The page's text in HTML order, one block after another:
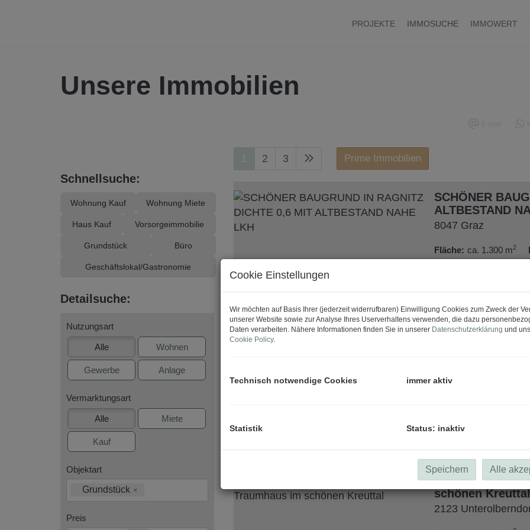
PROJEKTE IMMOSUCHE IMMOWERT
Unsere Immobilien
Schnellsuche:
Wohnung Kauf Wohnung Miete
Haus Kauf Vorsorgeimmobilie
Grundstück Büro
Geschäftslokal/Gastronomie
Detailsuche:
Nutzungsart
Alle Wohnen
Gewerbe Anlage
Vermarktungsart
Alle Miete
Kauf
Objektart
Grundstück ×
Preis
2 3 Prime Immobilien
SCHÖNER
ALTBESTAND
8047 Graz
Fläche ca. 1.300 m2
Grund für Ihren
9632
ca. 1.056 m 2
Grundstück in
Widmung LN
3830 Waidhofen
Fläche
Neuer Preis!!
schönen Kreuttal
2123
Cookie Einstellungen
Wir möchten auf Basis Ihrer (jederzeit widerrufbaren) Einwilligung Cookies zum Zweck der
unserer Website sowie zur Analyse Ihres Userverhaltens verwenden, die dazu
Daten verarbeiten. Nähere Informationen finden Sie in unserer Datenschutzerklärung und
Cookie Policy.
Technisch notwendige Cookies immer aktiv
Statistik Status: inaktiv
Speichern Alle